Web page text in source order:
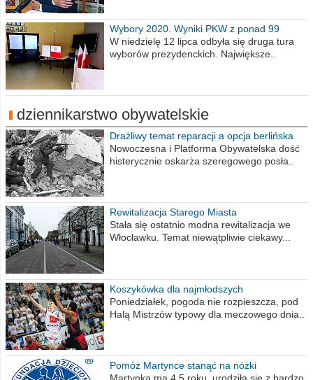
Wybory 2020. Wyniki PKW z ponad 99
procent obwodów
W niedzielę 12 lipca odbyła się druga tura
wyborów prezydenckich. Największe..
dziennikarstwo obywatelskie
Drażliwy temat reparacji a opcja berlińska
Nowoczesna i Platforma Obywatelska dość
histerycznie oskarża szeregowego posła..
Rewitalizacja Starego Miasta
Stała się ostatnio modna rewitalizacja we
Włocławku. Temat niewątpliwie ciekawy...
Koszykówka dla najmłodszych
Poniedziałek, pogoda nie rozpieszcza, pod
Halą Mistrzów typowy dla meczowego dnia..
Pomóż Martynce stanąć na nóżki
Martynka ma 4,5 roku, urodziła się z bardzo